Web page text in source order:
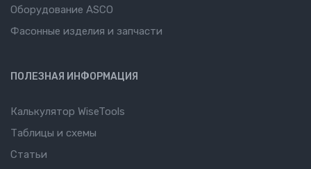
Оборудование ASCO
Фасонные изделия и запчасти
ПОЛЕЗНАЯ ИНФОРМАЦИЯ
Калькулятор WiseTools
Таблицы и схемы
Статьи